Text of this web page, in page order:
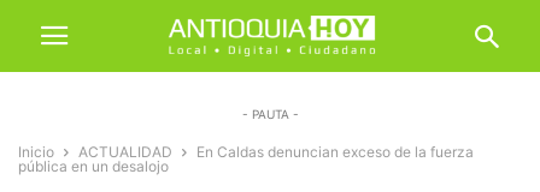
- PAUTA -
Inicio ACTUALIDAD
En Caldas denuncian exceso de la fuerza
pública en un desalojo